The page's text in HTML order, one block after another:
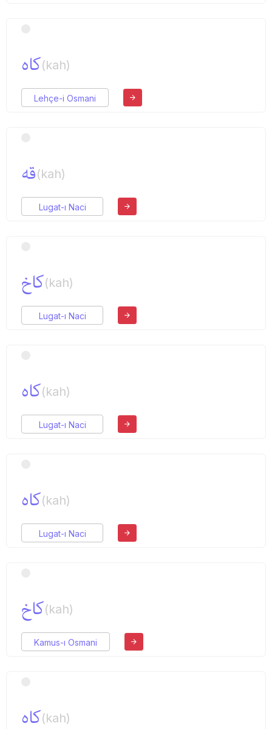
كاه(kah)
Lehçe-i Osmani
قه(kah)
Lugat-ı Naci
كاخ(kah)
Lugat-ı Naci
كاه(kah)
Lugat-ı Naci
كاه(kah)
Lugat-ı Naci
كاخ(kah)
Kamus-ı Osmani
كاه(kah)